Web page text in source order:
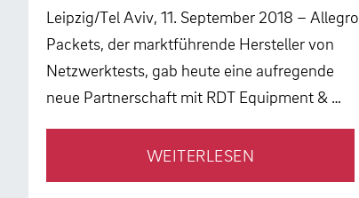
Leipzig/Tel Aviv, 11. September 2018 – Allegro
Packets, der marktführende Hersteller von
Netzwerktests, gab heute eine aufregende
neue Partnerschaft mit RDT Equipment & …
WEITERLESEN